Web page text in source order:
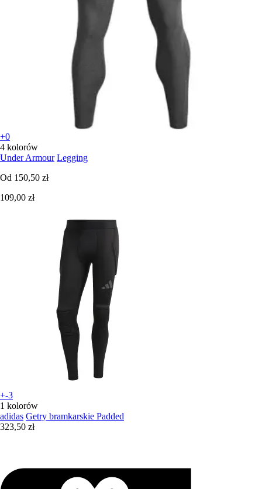
+0
4 kolorów
Under Armour Legging
Od 150,50 zł
109,00 zł
+-3
1 kolorów
adidas Getry bramkarskie Padded
323,50 zł